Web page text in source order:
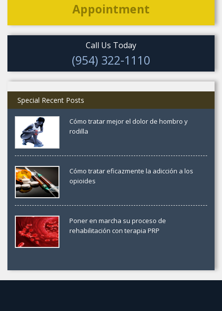
Appointment
Call Us Today
(954) 322-1110
Special Recent Posts
Cómo tratar mejor el dolor de hombro y
rodilla
Cómo tratar eficazmente la adicción a los
opioides
Poner en marcha su proceso de
rehabilitación con terapia PRP